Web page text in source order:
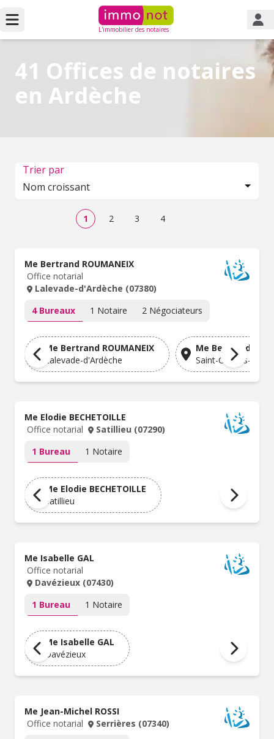
L'immobilier des notaires
41 Offices de notaires
en Ardèche
Trier par
Nom croissant
1 2 3 4
Me Bertrand ROUMANEIX
Office notarial
Lalevade-d'Ardèche (07380)
4 Bureaux
1 Notaire 2 Négociateurs
Me Bertrand ROUMANEIX
Lalevade-d'Ardèche
Me Bertrand
Saint-Cirgues-en-
Me Elodie BECHETOILLE
Office notarial
Satillieu (07290)
1 Bureau
1 Notaire
Me Elodie BECHETOILLE
Satillieu
Me Isabelle GAL
Office notarial
Davézieux (07430)
1 Bureau
1 Notaire
Me Isabelle GAL
Davézieux
Me Jean-Michel ROSSI
Office notarial
Serrières (07340)